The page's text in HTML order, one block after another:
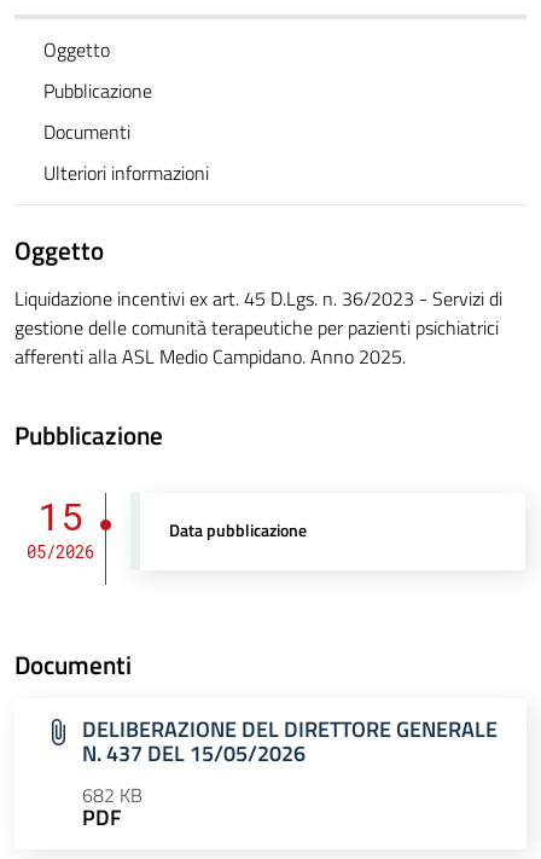
Oggetto
Pubblicazione
Documenti
Ulteriori informazioni
Oggetto
Liquidazione incentivi ex art. 45 D.Lgs. n. 36/2023 - Servizi di
gestione delle comunità terapeutiche per pazienti psichiatrici
afferenti alla ASL Medio Campidano. Anno 2025.
Pubblicazione
15
05/2026
Data pubblicazione
Documenti
DELIBERAZIONE DEL DIRETTORE GENERALE
N. 437 DEL 15/05/2026
682 KB
PDF